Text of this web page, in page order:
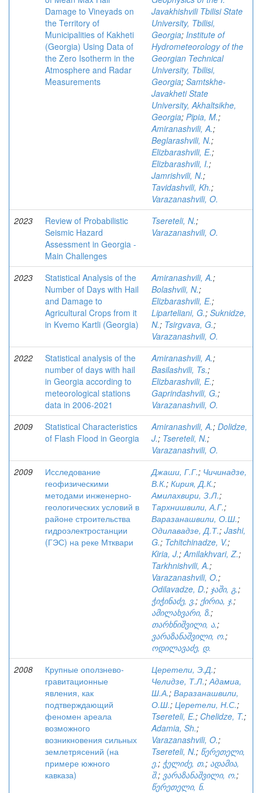
Damage to Vineyads on
the Territory of
Municipalities of Kakheti
(Georgia) Using Data of
the Zero Isotherm in the
Atmosphere and Radar
Measurements
Javakhishvili Tbilisi State
University, Tbilisi,
Georgia; Institute of
Hydrometeorology of the
Georgian Technical
University, Tbilisi,
Georgia; Samtskhe-
Javakheti State
University, Akhaltsikhe,
Georgia; Pipia, M.;
Amiranashvili, A.;
Beglarashvili, N.;
Elizbarashvili, E.;
Elizbarashvili, I.;
Jamrishvili, N.;
Tavidashvili, Kh.;
Varazanashvili, O.
2023
Review of Probabilistic
Seismic Hazard
Assessment in Georgia -
Main Challenges
Tsereteli, N.;
Varazanashvili, O.
2023
Statistical Analysis of the
Number of Days with Hail
and Damage to
Agricultural Crops from it
in Kvemo Kartli (Georgia)
Amiranashvili, A.;
Bolashvili, N.;
Elizbarashvili, E.;
Liparteliani, G.; Suknidze,
N.; Tsirgvava, G.;
Varazanashvili, O.
2022
Statistical analysis of the
number of days with hail
in Georgia according to
meteorological stations
data in 2006-2021
Amiranashvili, A.;
Basilashvili, Ts.;
Elizbarashvili, E.;
Gaprindashvili, G.;
Varazanashvili, O.
2009
Statistical Characteristics
of Flash Flood in Georgia
Amiranashvili, A.; Dolidze,
J.; Tsereteli, N.;
Varazanashvili, O.
2009
Исследование
геофизическими
методами инженерно-
геологических условий в
районе строительства
гидроэлектростанции
(ГЭС) на реке Мтквари
Джаши, Г.Г.; Чичинадзе,
В.К.; Кирия, Д.К.;
Амилахвири, З.Л.;
Тархнишвили, А.Г.;
Варазанашвили, О.Ш.;
Одилавадзе, Д.Т.; Jashi,
G.; Tchitchinadze, V.;
Kiria, J.;Amilakhvari, Z.;
Tarkhnishvili, A.;
Varazanashvili, O.;
Odilavadze, D.; ჯაში, გ.;
ჭიჭინაძე, ვ.; ქირია, ჯ.;
ამილახვარი, ზ.;
თარხნიშვილი, ა.;
ვარაზანაშვილი, ო.;
ოდილავაძე, დ.
2008
Крупные оползнево-
гравитационные
явления, как
подтверждающий
феномен ареала
возможного
возникновения сильных
землетрясений (на
примере южного
кавказа)
Церетели, Э.Д.;
Челидзе, Т.Л.;Адамиа,
Ш.А.; Варазанашвили,
О.Ш.; Церетели, Н.С.;
Tsereteli, E.; Chelidze, T.;
Adamia, Sh.;
Varazanashvili, O.;
Tsereteli, N.; წერეთელი,
ე.; ჭელიძე, თ.; ადამია,
შ.; ვარაზანაშვილი, ო.;
წერეთელი, ნ.